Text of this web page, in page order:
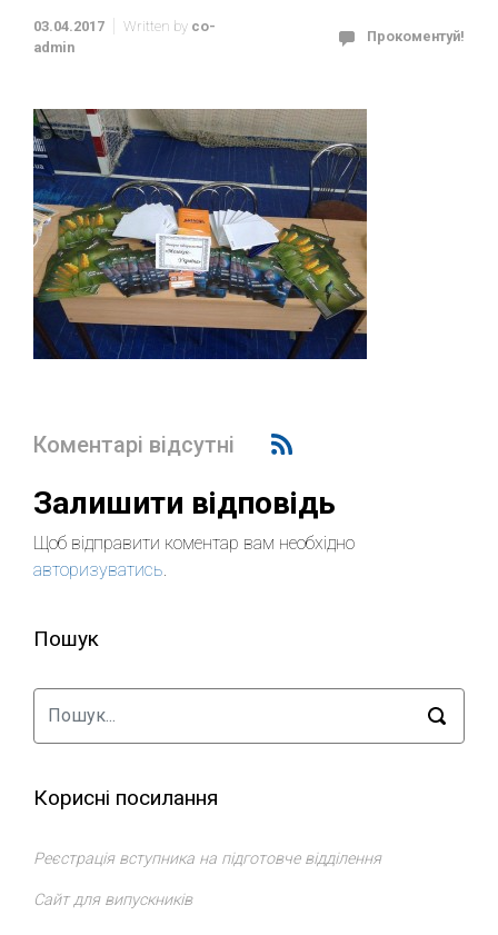
03.04.2017 Written by co-
admin
Прокоментуй!
Коментарі відсутні
Залишити відповідь
Щоб відправити коментар вам необхідно
авторизуватись.
Пошук
Корисні посилання
Реєстрація вступника на підготовче відділення
Сайт для випускників